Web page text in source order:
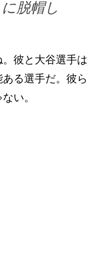
脱帽し
彼と大谷選手は
る選手だ。彼ら
い。